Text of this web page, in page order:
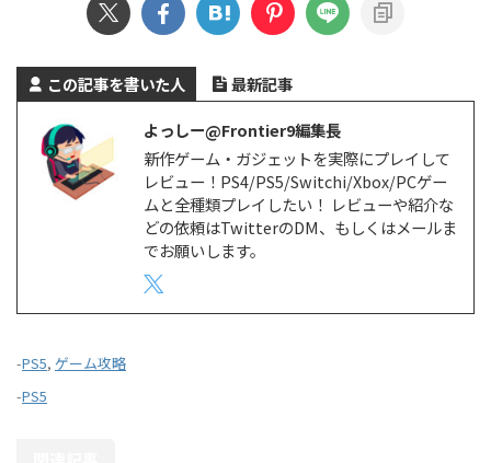
この記事を書いた人
最新記事
よっしー@Frontier9編集長
新作ゲーム・ガジェットを実際にプレイして
レビュー！PS4/PS5/Switchi/Xbox/PCゲー
ムと全種類プレイしたい！ レビューや紹介な
どの依頼はTwitterのDM、もしくはメールま
でお願いします。
-PS5, ゲーム攻略
-PS5